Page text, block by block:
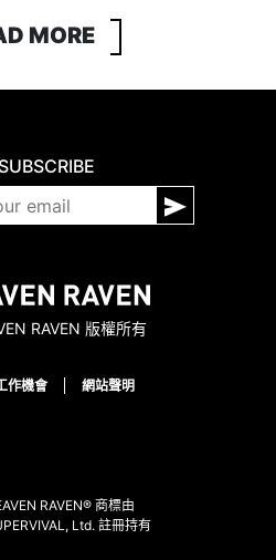
MORE
SUBSCRIBE
RAVEN 版權所有
作機會 網站聲明
RAVEN® 商標由
Ltd. 註冊持有